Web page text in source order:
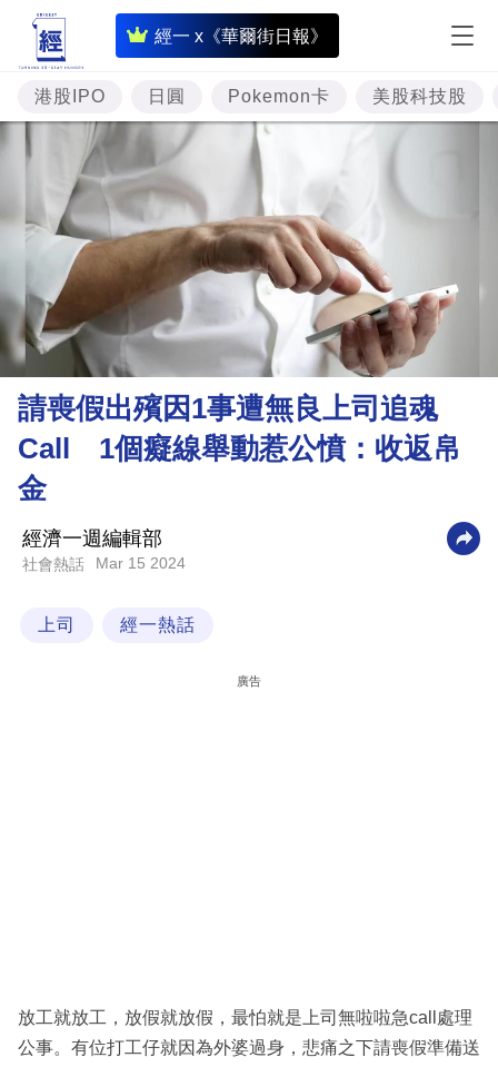
經一 x《華爾街日報》
即
時
財
經
題
投
資
市
理
財
商
科
技
港股IPO 日圓 Pokemon卡 美股科技股
請喪假出殯因1事遭無良上司追魂
Call 1個癡線舉動惹公憤：收返帛
金
經濟一週編輯部
社會熱話 Mar 15 2024
上司 經一熱話
廣告
放工就放工，放假就放假，最怕就是上司無啦啦急call處理
公事。有位打工仔就因為外婆過身，悲痛之下請喪假準備送